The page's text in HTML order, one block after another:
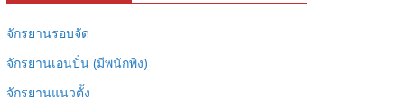
จักรยานรอบจัด
จักรยานเอนปั่น (มีพนักพิง)
จักรยานแนวตั้ง